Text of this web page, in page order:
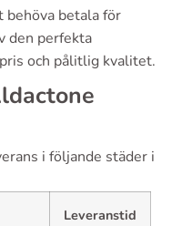
behöva betala för
den perfekta
och pålitlig kvalitet.
i följande städer i
Leveranstid